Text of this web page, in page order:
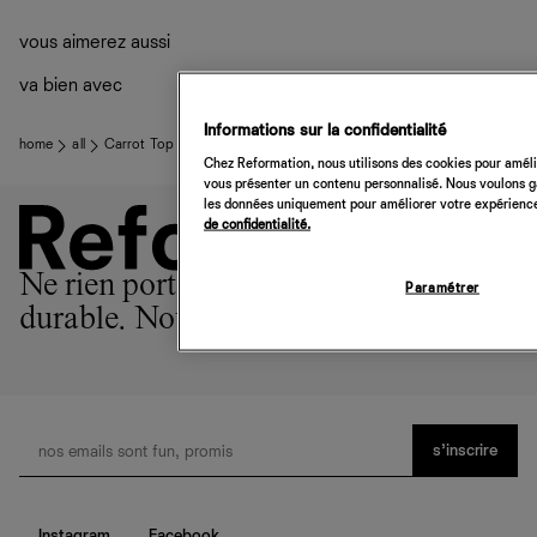
vous aimerez aussi
va bien avec
home all Carrot Top
Ne rien porter est l'option la plus
durable. Nous sommes la 2ème.
s’inscrire
Informations sur la confidentialité
Chez Reformation, nous utilisons des cookies pour
vous présenter un contenu personnalisé. Nous
les données uniquement pour améliorer votre
de confidentialité.
Paramétrer